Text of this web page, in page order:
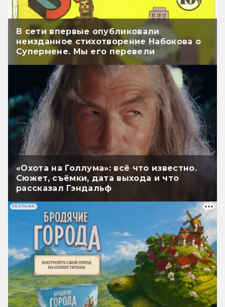
В сети впервые опубликовали
неизданное стихотворение Набокова о
Супермене. Мы его перевели
«Охота на Голлума»: всё что известно.
Сюжет, съёмки, дата выхода и что
рассказал Гэндальф
РЕКЛАМА